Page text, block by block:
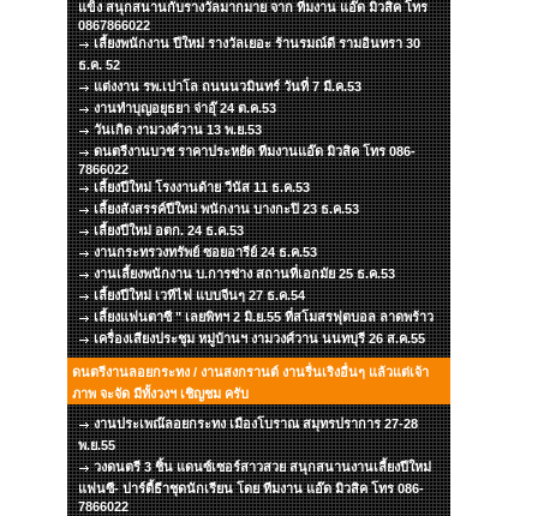
แข็ง สนุกสนานกับรางวัลมากมาย จาก ทีมงาน แอ๊ด มิวสิค โทร
0867866022
เลี้ยงพนักงาน ปีใหม่ รางวัลเยอะ ร้านรมณ์ดี รามอินทรา 30
ธ.ค. 52
แต่งงาน รพ.เปาโล ถนนนวมินทร์ วันที่ 7 มี.ค.53
งานทำบุญอยุธยา จ่าอุ๊ 24 ต.ค.53
วันเกิด งามวงศ์วาน 13 พ.ย.53
ดนตรีงานบวช ราคาประหยัด ทีมงานแอ๊ด มิวสิค โทร 086-
7866022
เลี้ยงปีใหม่ โรงงานด้าย วีนัส 11 ธ.ค.53
เลี้ยงสังสรรค์ปีใหม่ พนักงาน บางกะปิ 23 ธ.ค.53
เลี้ยงปีใหม่ อตก. 24 ธ.ค.53
งานกระทรวงทรัพย์ ซอยอารีย์ 24 ธ.ค.53
งานเลี้ยงพนักงาน บ.การช่าง สถานที่เอกมัย 25 ธ.ค.53
เลี้ยงปีใหม่ เวทีไฟ แบบจีนๆ 27 ธ.ค.54
เลี้ยงแฟนตาซี " เลยพิทฯ 2 มิ.ย.55 ที่สโมสรฟุตบอล ลาดพร้าว
เครื่องเสียงประชุม หมู่บ้านฯ งามวงศ์วาน นนทบุรี 26 ส.ค.55
ดนตรีงานลอยกระทง / งานสงกรานต์ งานรื่นเริงอื่นๆ แล้วแต่เจ้า
ภาพ จะจัด มีทั้งวงฯ เชิญชม ครับ
งานประเพณ๊ลอยกระทง เมืองโบราณ สมุทรปราการ 27-28
พ.ย.55
วงดนตรี 3 ชิ้น แดนซ์เซอร์สาวสวย สนุกสนานงานเลี้ยงปีใหม่
แฟนซี- ปาร์ตี้ธีาชุดนักเรียน โดย ทีมงาน แอ๊ด มิวสิค โทร 086-
7866022